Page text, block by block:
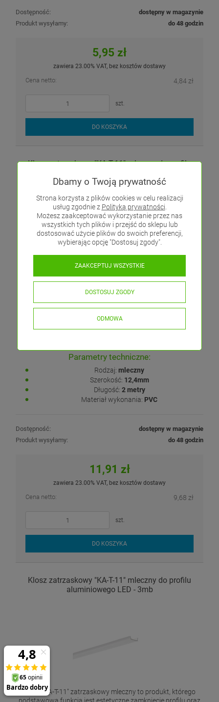
Dostępność:
dostępny w magazynie
Produkt wysyłamy:
do 48 godzin
5,95 zł
zawiera 23.00% VAT, bez kosztów dostawy
Cena netto: 4,84 zł
szt.
DO KOSZYKA
Klosz zatrzaskowy "KA-T-11" mleczny do profilu
Klosz "KA-T-11" zatrzaskowy mleczny to produkt, którego
podstawową funkcją jest estetyczne zamknięcie profilu oraz
zabezpieczenie go przed czynnikami zewnętrznymi.
Zatrzaskowa osłona stosowana jest w przypadkach gdy nie
posiadamy miejsca na wsunięcie tradycyjnych kloszy z boku
(np. w meblach). Klosz montowany jest poprzez "wkliknięcie".
Parametry techniczne:
Rodzaj: mleczny
Szerokość: 12,4mm
Długość: 2 metry
Materiał wykonania: PVC
Dostępność:
dostępny w magazynie
Produkt wysyłamy:
do 48 godzin
11,91 zł
zawiera 23.00% VAT, bez kosztów dostawy
Cena netto: 9,68 zł
szt.
DO KOSZYKA
Klosz zatrzaskowy "KA-T-11" mleczny do profilu
aluminiowego LED - 3mb
Klosz "KA-T-11" zatrzaskowy mleczny to produkt, którego
podstawową funkcją jest estetyczne zamknięcie profilu oraz
Dbamy o Twoją prywatność
Strona korzysta z plików cookies w celu realizacji
usług zgodnie z Polityką prywatności.
Możesz zaakceptować wykorzystanie przez nas
wszystkich tych plików i przejść do sklepu lub
dostosować użycie plików do swoich preferencji,
wybierając opcję "Dostosuj zgody".
ODMOWA
DOSTOSUJ ZGODY
ZAAKCEPTUJ WSZYSTKIE